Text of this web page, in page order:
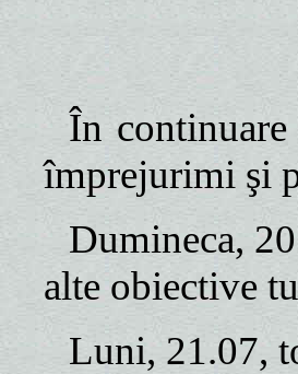
În
împrejurimi şi
Dumineca,
alte obiective
Luni, 21.07,